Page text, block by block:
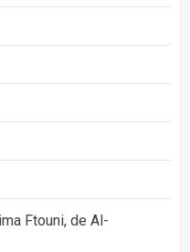
Ftouni, de Al-